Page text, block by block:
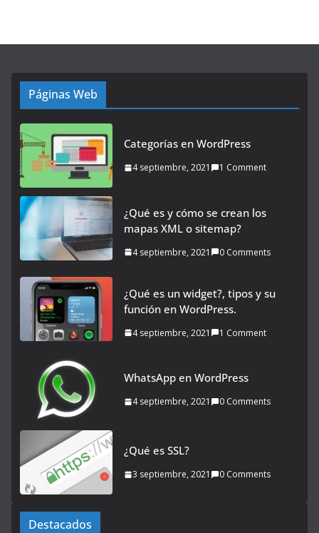
Páginas Web
Categorías en WordPress
4 septiembre, 2021 1 Comment
¿Qué es y cómo se crean los
mapas XML o sitemap?
4 septiembre, 2021 0 Comments
¿Qué es un widget?, tipos y su
función en WordPress.
4 septiembre, 2021 1 Comment
WhatsApp en WordPress
4 septiembre, 2021 0 Comments
¿Qué es SSL?
3 septiembre, 2021 0 Comments
Destacados